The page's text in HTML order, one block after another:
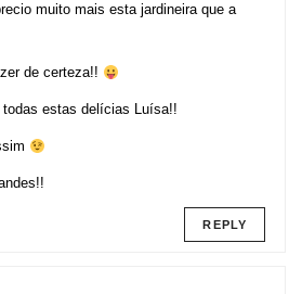
muito mais esta jardineira que a
de certeza!!
todas estas delícias Luísa!!
REPLY